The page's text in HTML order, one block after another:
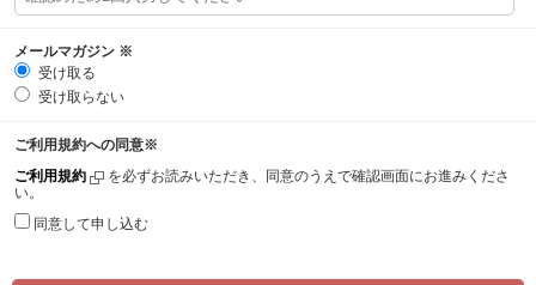
メールマガジン ※
受け取る
受け取らない
ご利用規約への同意※
ご利用規約
を必ずお読みいただき、同意のうえで確認画面にお進みくださ
い。
同意して申し込む